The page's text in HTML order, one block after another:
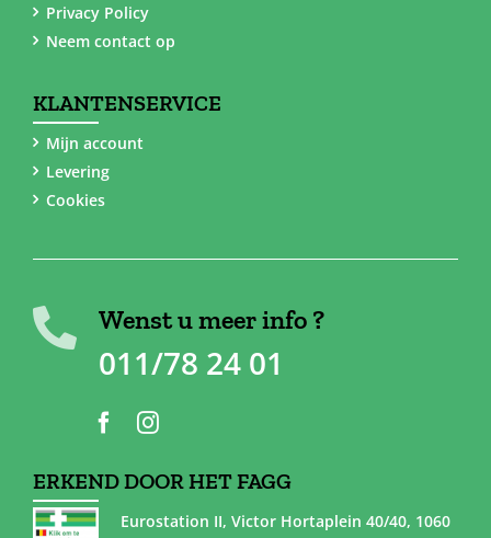
Privacy Policy
Neem contact op
KLANTENSERVICE
Mijn account
Levering
Cookies
Wenst u meer info ?
011/78 24 01
ERKEND DOOR HET FAGG
Eurostation II, Victor Hortaplein 40/40, 1060